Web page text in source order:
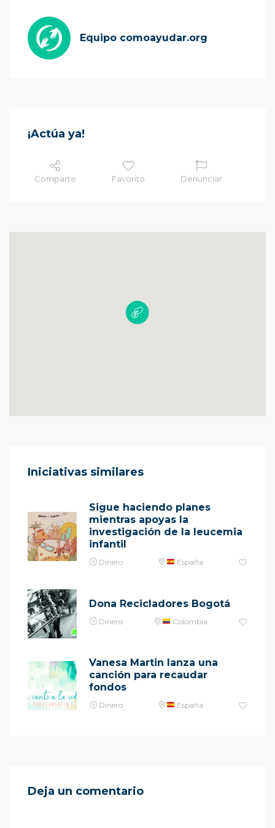
Equipo comoayudar.org
¡Actúa ya!
Comparte Favorito Denunciar
Iniciativas similares
Sigue haciendo planes
mientras apoyas la
investigación de la leucemia
infantil
Dinero España
Dona Recicladores Bogotá
Dinero Colombia
Vanesa Martin lanza una
canción para recaudar
fondos
Dinero España
Deja un comentario